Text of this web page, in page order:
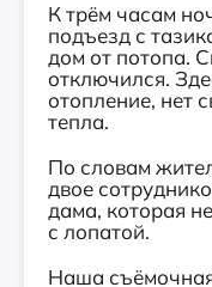
К трём часам
подъезд с
дом от потопа.
отключился.
отопление, нет
тепла.
По словам
двое
дама, которая
с лопатой.
Наша